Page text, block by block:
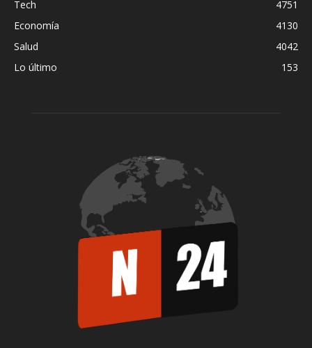
Tech
4751
Economía
4130
Salud
4042
Lo último
153